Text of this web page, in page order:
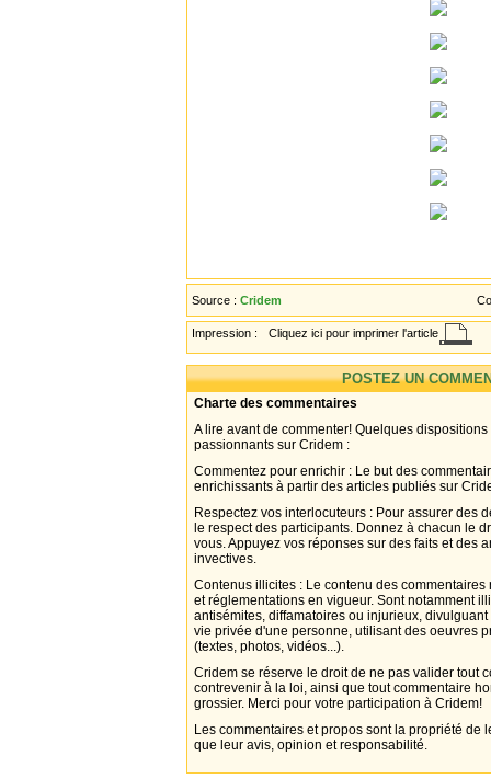
Source : Cridem
Impression : Cliquez ici pour imprimer l'article
POSTEZ UN
Charte des commentaires
A lire avant de commenter! Quelques
passionnants sur Cridem :
Commentez pour enrichir : Le but des
enrichissants à partir des articles publiés sur
Respectez vos interlocuteurs : Pour assurer des
le respect des participants. Donnez à chacun le
vous. Appuyez vos réponses sur des faits et des
invectives.
Contenus illicites : Le contenu des
et réglementations en vigueur. Sont notamment
antisémites, diffamatoires ou injurieux,
vie privée d'une personne, utilisant des oeuvres
(textes, photos, vidéos...).
Cridem se réserve le droit de ne pas valider tout
contrevenir à la loi, ainsi que tout commentaire
grossier. Merci pour votre participation à Cridem!
Les commentaires et propos sont la propriété de
que leur avis, opinion et responsabilité.